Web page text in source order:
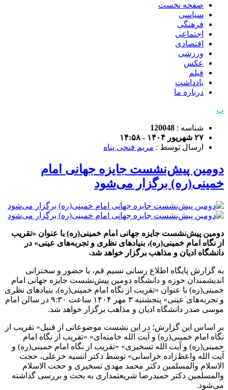
صفحه نخست
سیاسی
فرهنگی
اجتماعی
اقتصادی
ورزشی
عکس
فیلم
یادداشت
درباره ما
پ
شناسه : 120048
۲۷ شهریور ۱۴۰۴ - ۱۴:۵۸
ارسال توسط : مریم فتحی پناه
دومین پیش‌نشست جایزه جهانی امام
خمینی(ره) برگزار می‌شود
دومین پیش‌نشست جایزه جهانی امام خمینی(ره) با عنوان «تقریب
از نگاه امام خمینی(ره)، بنیادهای نظری و تجربه‌های عینی» در
دانشگاه ادیان و مذاهب برگزار خواهد شد.
به گزارش پایگاه اطلاع رسانی نسیم قم، با حضور و سخنرانی
اندیشمندان حوزه و دانشگاه دومین پیش‌نشست جایزه جهانی امام
خمینی(ره) با عنوان «تقریب از نگاه امام خمینی(ره)، بنیادهای نظری
و تجربه‌های عینی» پنجشنبه ۳ مهر ۱۴۰۴ ساعت ۹:۳۰ در سالن امام
موسی صدر دانشگاه ادیان و مذاهب برگزار خواهد شد.
بر اساس این گزارش؛ در این نشست موضوعاتی از قبیل« تقریب از
نگاه امام خمینی(ره) و آیت الله خامنه‌ای» «تقریب از نگاه امام
خمینی(ره) و آیت الله تسخیری» «تقریب از نگاه امام خمینی(ره) و
آیت الله واعظ‌زاده خراسانی» توسط دکتر انسیه خزعلی، حجت
الاسلام والمسلمین دکتر محمد مهدی تسخیری و حجت الاسلام
والمسلمین دکتر حمیدرضا شریعتمداری به بحث و بررسی گذاشته
می‌شود.